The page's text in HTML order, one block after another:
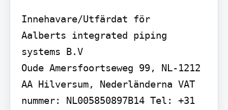
Innehavare/Utfärdat för
Aalberts integrated piping
systems B.V
Oude Amersfoortseweg 99, NL-1212
AA Hilversum, Nederländerna VAT
nummer: NL005850897B14 Tel: +31